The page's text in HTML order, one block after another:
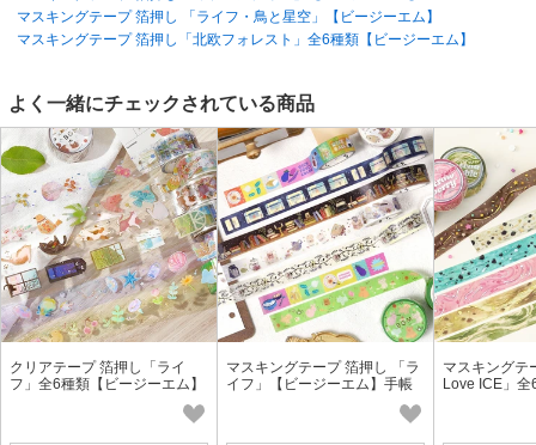
マスキングテープ 箔押し 「ライフ・鳥と星空」【ビージーエム】
マスキングテープ 箔押し「北欧フォレスト」全6種類【ビージーエム】
よく一緒にチェックされている商品
クリアテープ 箔押し「ライ
フ」全6種類【ビージーエム】
マスキングテープ 箔押し 「ラ
イフ」【ビージーエム】手帳
マスキングテ
Love ICE」